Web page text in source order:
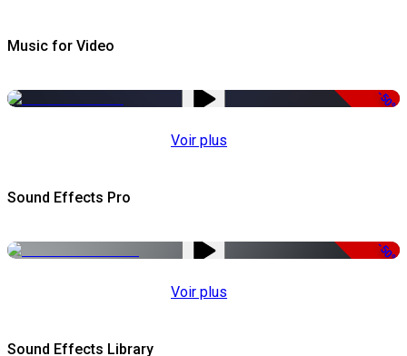
Music for Video
-50%
Voir plus
Sound Effects Pro
-50%
Voir plus
Sound Effects Library